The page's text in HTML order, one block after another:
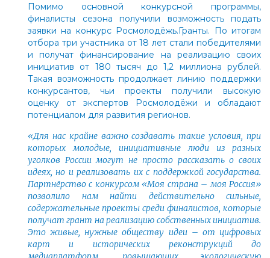
Помимо основной конкурсной программы,
финалисты сезона получили возможность подать
заявки на конкурс Росмолодёжь.Гранты. По итогам
отбора три участника от 18 лет стали победителями
и получат финансирование на реализацию своих
инициатив от 180 тысяч до 1,2 миллиона рублей.
Такая возможность продолжает линию поддержки
конкурсантов, чьи проекты получили высокую
оценку от экспертов Росмолодёжи и обладают
потенциалом для развития регионов.
«Для нас крайне важно создавать такие условия, при
которых молодые, инициативные люди из разных
уголков России могут не просто рассказать о своих
идеях, но и реализовать их с поддержкой государства.
Партнёрство с конкурсом «Моя страна – моя Россия»
позволило нам найти действительно сильные,
содержательные проекты среди финалистов, которые
получат грант на реализацию собственных инициатив.
Это живые, нужные обществу идеи – от цифровых
карт и исторических реконструкций до